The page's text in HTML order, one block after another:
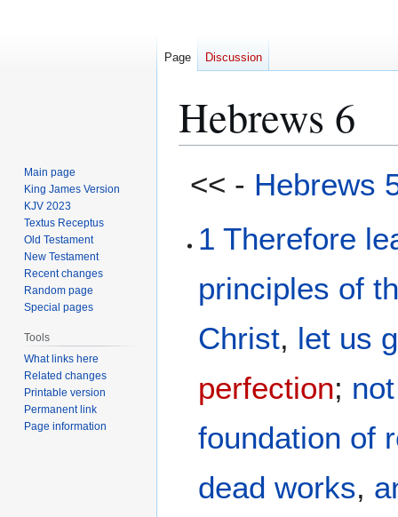
Hebrews 6
<< - Hebrews
1 Therefore
principles of
Christ, let us
perfection; not
foundation of
dead works,
Page Discussion
Main page
King James Version
KJV 2023
Textus Receptus
Old Testament
New Testament
Recent changes
Random page
Special pages
Tools
What links here
Related changes
Printable version
Permanent link
Page information